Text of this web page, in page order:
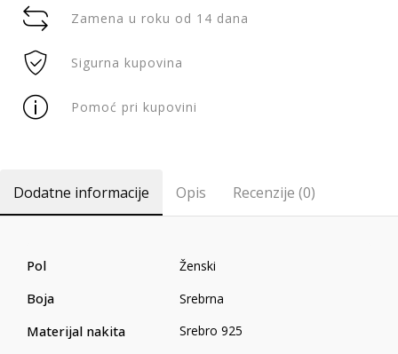
Zamena u roku od 14 dana
Sigurna kupovina
Pomoć pri kupovini
Dodatne informacije Opis Recenzije (0)
Pol Ženski
Boja Srebrna
Materijal nakita Srebro 925